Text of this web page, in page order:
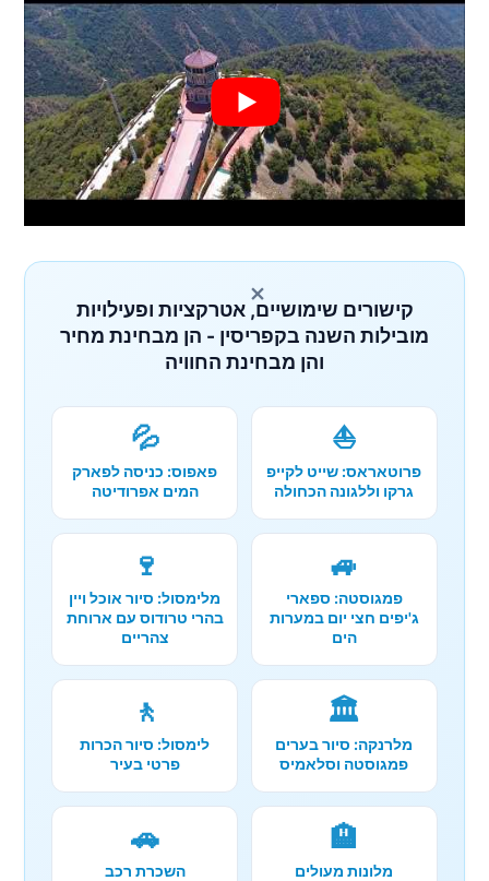
×
קישורים שימושיים, אטרקציות ופעילויות
מובילות השנה בקפריסין - הן מבחינת מחיר
והן מבחינת החוויה
⛵
פרוטאראס: שייט לקייפ
גרקו וללגונה הכחולה
💦
פאפוס: כניסה לפארק
המים אפרודיטה
🚙
פמגוסטה: ספארי
ג'יפים חצי יום במערות
הים
🍷
מלימסול: סיור אוכל ויין
בהרי טרודוס עם ארוחת
צהריים
🏛️
מלרנקה: סיור בערים
פמגוסטה וסלאמיס
🚶
לימסול: סיור הכרות
פרטי בעיר
🏨
מלונות מעולים
🚗
השכרת רכב